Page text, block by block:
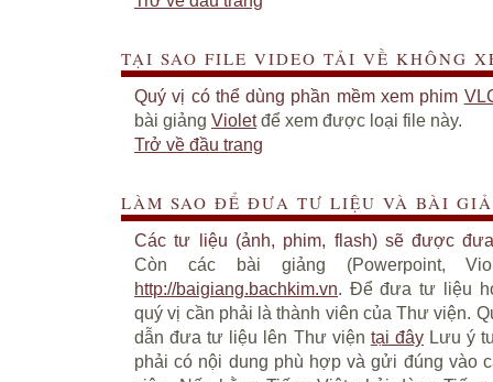
TẠI SAO FILE VIDEO TẢI VỀ KHÔNG
Quý vị có thể dùng phần mềm xem phim
bài giảng Violetđể xem được loại file này.
Trở về đầu trang
LÀM SAO ĐỂ ĐƯA TƯ LIỆU VÀ BÀI
Các tư liệu (ảnh, phim, flash) sẽ được
Còn các bài giảng (Powerpoint,
http://baigiang.bachkim.vn. Để đưa tư liệu
quý vị cần phải là thành viên của Thư viện.
dẫn đưa tư liệu lên Thư viện tại đâyLưu ý
phải có nội dung phù hợp và gửi đúng vào